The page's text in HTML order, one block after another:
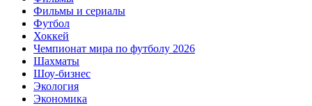
Фильмы и сериалы
Футбол
Хоккей
Чемпионат мира по футболу 2026
Шахматы
Шоу-бизнес
Экология
Экономика